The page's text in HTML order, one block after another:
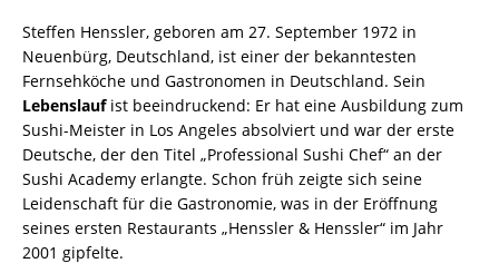
Steffen Henssler, geboren am 27. September 1972 in
Neuenbürg, Deutschland, ist einer der bekanntesten
Fernsehköche und Gastronomen in Deutschland. Sein
Lebenslaufist beeindruckend: Er hat eine Ausbildung zum
Sushi-Meister in Los Angeles absolviert und war der erste
Deutsche, der den Titel „Professional Sushi Chef“ an der
Sushi Academy erlangte. Schon früh zeigte sich seine
Leidenschaft für die Gastronomie, was in der Eröffnung
seines ersten Restaurants „Henssler & Henssler“ im Jahr
2001 gipfelte.